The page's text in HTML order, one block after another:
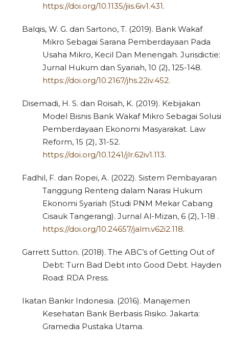
https://doi.org/10.1135/jiis.6iv1.431.
Balqis, W. G. dan Sartono, T. (2019). Bank Wakaf
Mikro Sebagai Sarana Pemberdayaan Pada
Usaha Mikro, Kecil Dan Menengah. Jurisdictie:
Jurnal Hukum dan Syariah, 10 (2), 125-148.
https://doi.org/10.2167/jhs.22iv.452.
Disemadi, H. S. dan Roisah, K. (2019). Kebijakan
Model Bisnis Bank Wakaf Mikro Sebagai Solusi
Pemberdayaan Ekonomi Masyarakat. Law
Reform, 15 (2), 31-52.
https://doi.org/10.1241/jlr.62iv1.113.
Fadhil, F. dan Ropei, A. (2022). Sistem Pembayaran
Tanggung Renteng dalam Narasi Hukum
Ekonomi Syariah (Studi PNM Mekar Cabang
Cisauk Tangerang). Jurnal Al-Mizan, 6 (2), 1-18 .
https://doi.org/10.24657/jalm.v62i2.118.
Garrett Sutton. (2018). The ABC’s of Getting Out of
Debt: Turn Bad Debt into Good Debt. Hayden
Road: RDA Press.
Ikatan Bankir Indonesia. (2016). Manajemen
Kesehatan Bank Berbasis Risiko. Jakarta:
Gramedia Pustaka Utama.